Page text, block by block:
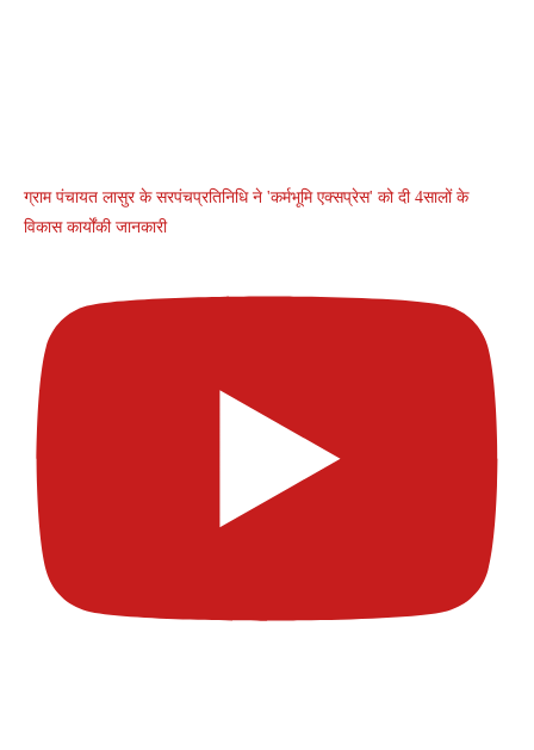
ग्राम पंचायत लासुर के सरपंचप्रतिनिधि ने 'कर्मभूमि एक्सप्रेस' को दी 4सालों के
विकास कार्योंकी जानकारी